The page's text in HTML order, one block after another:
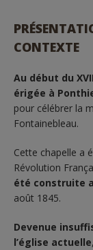
CONTEXTE
Au début du
érigée à
pour célébrer la
Fontainebleau.
Cette chapelle a
Révolution
été construite
août 1845.
Devenue
l’église actuelle